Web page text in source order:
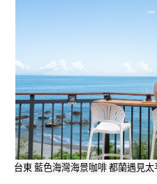
台東 藍色海灣海景咖啡 都蘭遇見